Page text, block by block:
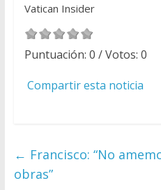
Vatican Insider
Puntuación: 0 / Votos: 0
Compartir esta noticia
← Francisco: “No
obras”